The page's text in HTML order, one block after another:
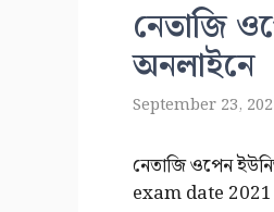
নেতাজি
অনলাইনে
September 23,
নেতাজি ওপেন
exam date